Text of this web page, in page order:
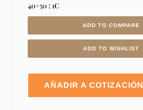
40+50 : 1C
ADD TO COMPARE
ADD TO WISHLIST
AÑADIR A COTIZACIÓN